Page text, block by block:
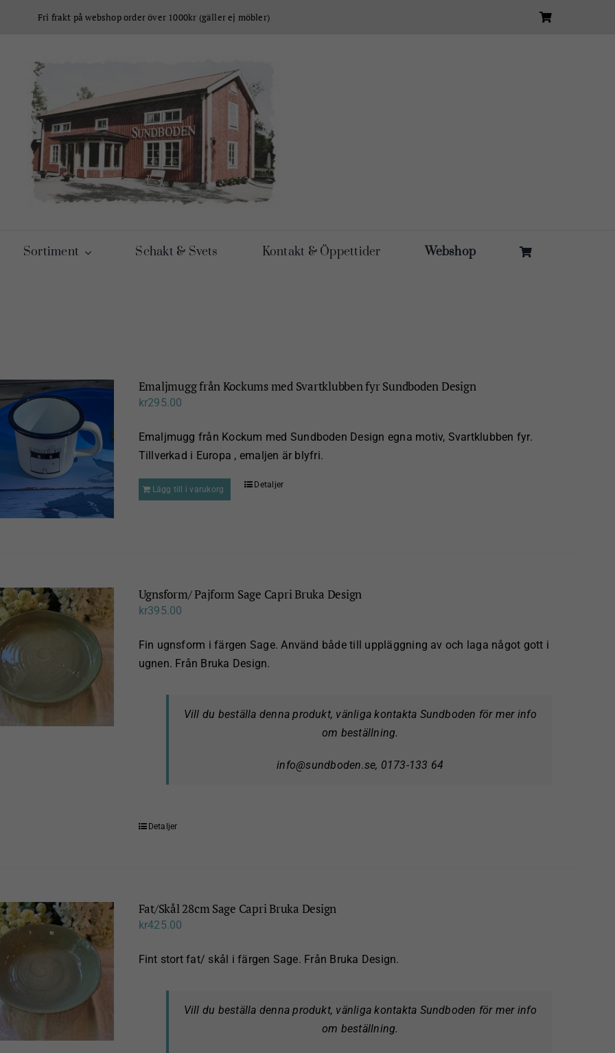
Fri frakt på webshop order över 1000kr (gäller ej möbler)
Sortiment Schakt & Svets Kontakt & Öppettider Webshop
Emaljmugg från Kockums med Svartklubben fyr Sundboden Design
kr295.00
Emaljmugg från Kockum med Sundboden Design egna motiv, Svartklubben fyr.
Tillverkad i Europa , emaljen är blyfri.
Lägg till i varukorg Detaljer
Ugnsform/ Pajform Sage Capri Bruka Design
kr395.00
Fin ugnsform i färgen Sage. Använd både till uppläggning av och laga något gott i
ugnen. Från Bruka Design.
Vill du beställa denna produkt, vänliga kontakta Sundboden för mer info
om beställning.
info@sundboden.se, 0173-133 64
Detaljer
Fat/Skål 28cm Sage Capri Bruka Design
kr425.00
Fint stort fat/ skål i färgen Sage. Från Bruka Design.
Vill du beställa denna produkt, vänliga kontakta Sundboden för mer info
om beställning.